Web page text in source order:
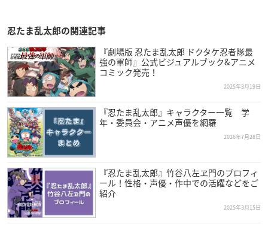
忍たま乱太郎の関連記事
『劇場版 忍たま乱太郎 ドクタケ忍者隊最
強の軍師』公式ビジュアルブック&アニメ
コミック発売！
2025年3月19日
『忍たま乱太郎』キャラクター一覧 学
年・委員会・アニメ声優を網羅
2026年7月28日
『忍たま乱太郎』竹谷八左ヱ門のプロフィ
ール！性格・声優・作中での活躍などをご
紹介
2025年3月15日